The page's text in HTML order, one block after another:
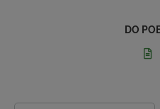
DO